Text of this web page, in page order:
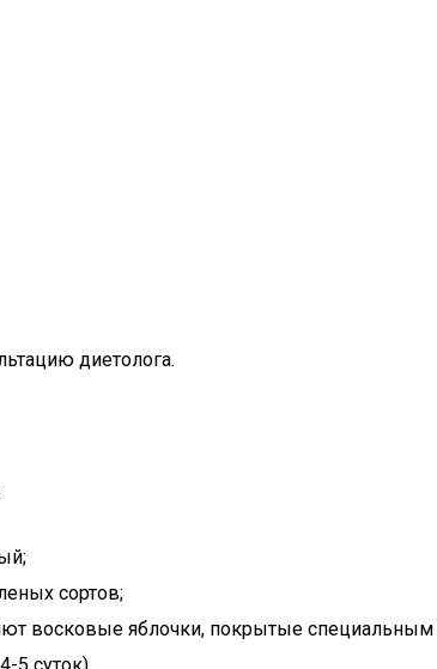
диетолога.
сортов;
восковые яблочки, покрытые